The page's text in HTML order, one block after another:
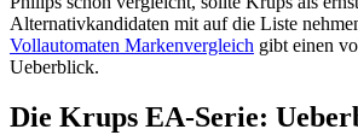
Alternativkandidaten mit auf die Liste
Vollautomaten Markenvergleich gibt einen
Ueberblick.
Die Krups EA-Serie: